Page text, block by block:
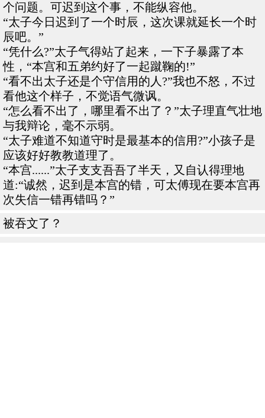
个问题。可迟到这个事，不能纵容他。
“太子今日迟到了一个时辰，这次课就延长一个时
辰吧。”
“凭什么?”太子气得站了起来，一下子暴露了本
性，“本宫和五弟约好了一起蹴鞠的!”
“看不出太子还是个守信用的人?”我也不怒，不过
看他这个样子，不觉语气微讽。
“怎么看不出了，哪里看不出了？”太子理直气壮地
与我辩论，毫不示弱。
“太子难道不知道守时是最基本的信用?”小孩子是
应该好好教教道理了。
“本宫......”太子支支吾吾了半天，又自认得理地
道:“诚然，迟到是本宫的错，可太傅现在要本宫再
次失信一错再错吗？”
被吞文了？